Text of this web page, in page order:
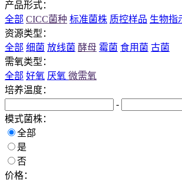
产品形式：
全部 CICC菌种 标准菌株 质控样品 生物指
资源类型：
全部 细菌 放线菌 酵母 霉菌 食用菌 古菌
需氧类型：
全部 好氧 厌氧 微需氧
培养温度：
-
模式菌株：
全部
是
否
价格：